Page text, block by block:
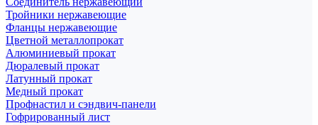
Тройники нержавеющие
Фланцы нержавеющие
Цветной металлопрокат
Алюминиевый прокат
Дюралевый прокат
Латунный прокат
Медный прокат
Профнастил и сэндвич-панели
Гофрированный лист